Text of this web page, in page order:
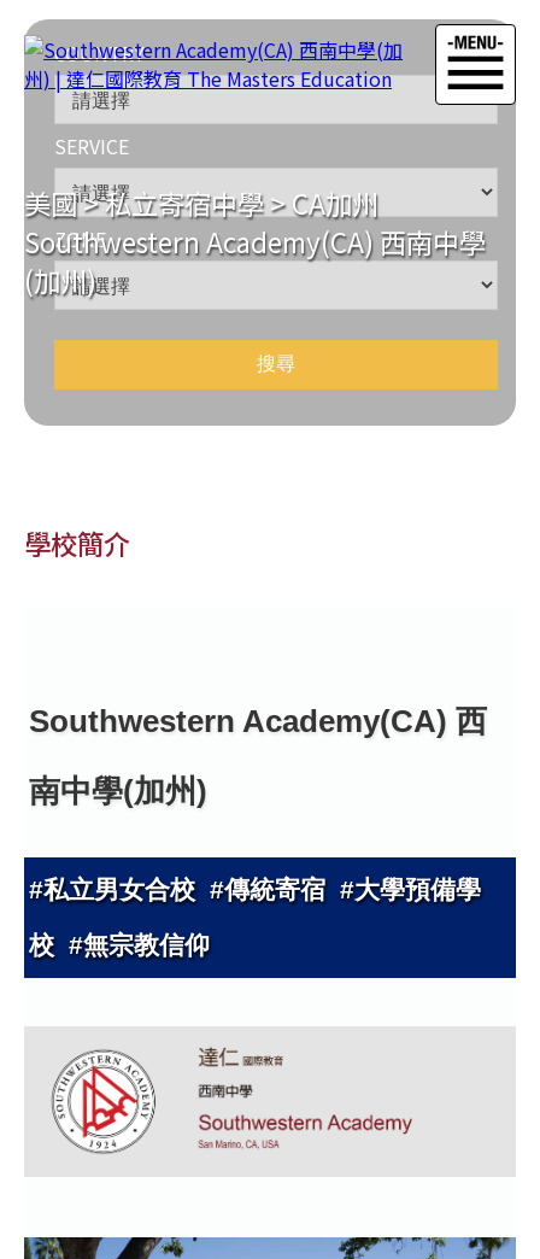
美國>私立寄宿中學>CA加州
Southwestern Academy(CA) 西南中學
(加州)
COUNTRY
SERVICE
ZONE
學校簡介
Southwestern Academy(CA) 西
南中學(加州)
#私立男女合校 #傳統寄宿 #大學預備學
校 #無宗教信仰